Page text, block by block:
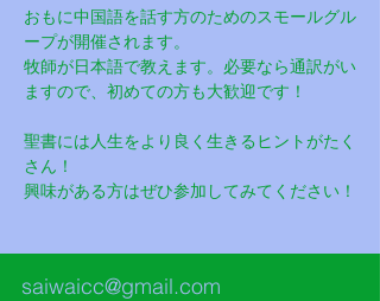
おもに中国語を話す方のためのスモールグル
ープが開催されます。
牧師が日本語で教えます。必要なら通訳がい
ますので、初めての方も大歓迎です！
聖書には人生をより良く生きるヒントがたく
さん！
興味がある方はぜひ参加してみてください！
saiwaicc@gmail.com